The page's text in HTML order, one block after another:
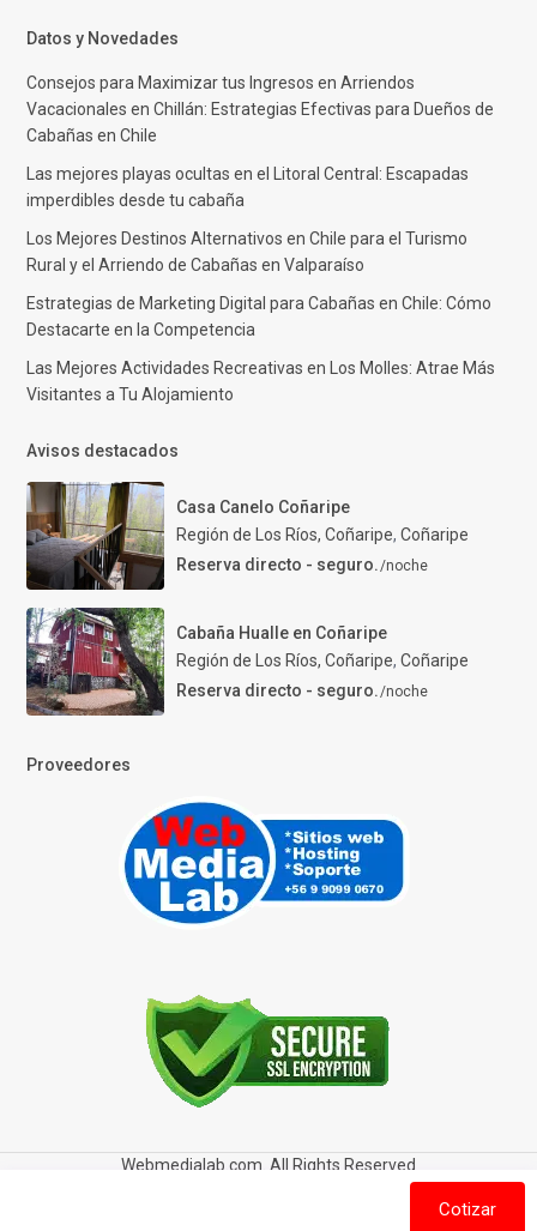
Datos y Novedades
Consejos para Maximizar tus Ingresos en Arriendos
Vacacionales en Chillán: Estrategias Efectivas para Dueños de
Cabañas en Chile
Las mejores playas ocultas en el Litoral Central: Escapadas
imperdibles desde tu cabaña
Los Mejores Destinos Alternativos en Chile para el Turismo
Rural y el Arriendo de Cabañas en Valparaíso
Estrategias de Marketing Digital para Cabañas en Chile: Cómo
Destacarte en la Competencia
Las Mejores Actividades Recreativas en Los Molles: Atrae Más
Visitantes a Tu Alojamiento
Avisos destacados
Casa Canelo Coñaripe
Región de Los Ríos, Coñaripe, Coñaripe
Reserva directo - seguro./noche
Cabaña Hualle en Coñaripe
Región de Los Ríos, Coñaripe, Coñaripe
Reserva directo - seguro./noche
Proveedores
Webmedialab.com. All Rights Reserved
Política de privacidad
Política de Cookies
Cotizar